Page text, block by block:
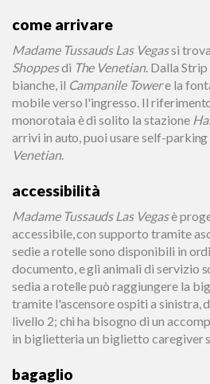
come arrivare
Madame Tussauds Las Vegassi
Shoppesdi The Venetian. Dalla
bianche, il Campanile Towere la
mobile verso l'ingresso. Il
monorotaia è di solito la stazione
arrivi in auto, puoi usare self-
Venetian.
accessibilità
Madame Tussauds Las Vegasè
accessibile, con supporto tramite
sedie a rotelle sono disponibili in
documento, e gli animali di servizio
sedia a rotelle può raggiungere la
tramite l'ascensore ospiti a sinistra,
livello 2; chi ha bisogno di un
in biglietteria un biglietto caregiver
bagaglio